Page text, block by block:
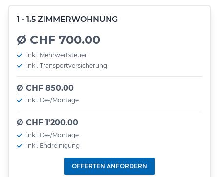
1 - 1.5 ZIMMERWOHNUNG
Ø CHF 700.00
inkl. Mehrwertsteuer
inkl. Transportversicherung
Ø CHF 850.00
inkl. De-/Montage
Ø CHF 1'200.00
inkl. De-/Montage
inkl. Endreinigung
OFFERTEN ANFORDERN